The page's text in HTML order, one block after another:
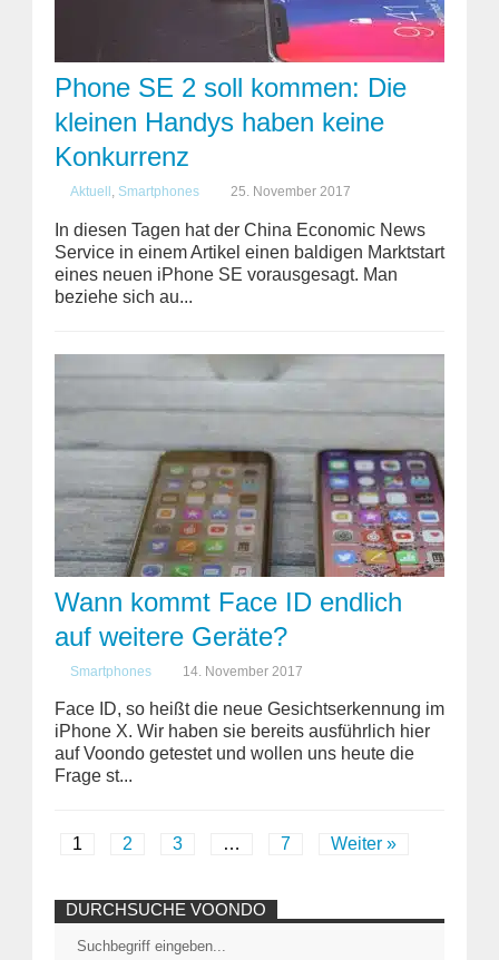
Phone SE 2 soll kommen: Die
kleinen Handys haben keine
Konkurrenz
Aktuell , Smartphones 25. November 2017
In diesen Tagen hat der China Economic News
Service in einem Artikel einen baldigen Marktstart
eines neuen iPhone SE vorausgesagt. Man
beziehe sich au...
Wann kommt Face ID endlich
auf weitere Geräte?
Smartphones 14. November 2017
Face ID, so heißt die neue Gesichtserkennung im
iPhone X. Wir haben sie bereits ausführlich hier
auf Voondo getestet und wollen uns heute die
Frage st...
1 2 3 … 7 Weiter »
DURCHSUCHE VOONDO